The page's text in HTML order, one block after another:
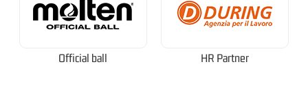
Official ball HR Partner